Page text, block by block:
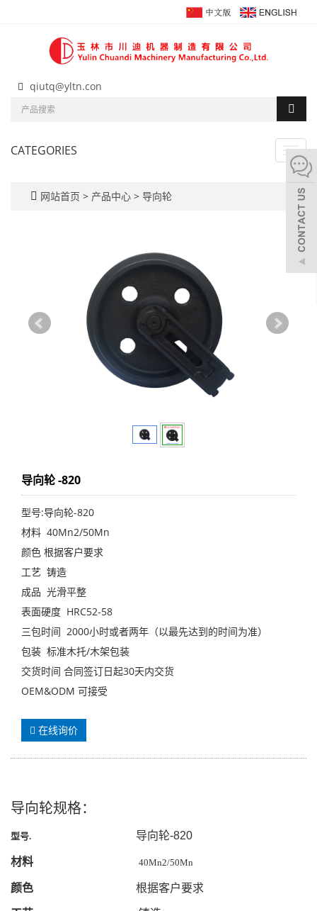
qiutq@yltn.con
CATEGORIES
网站首页 > 产品中心 > 导向轮
导向轮 -820
型号:导向轮-820
材料 40Mn2/50Mn
颜色 根据客户要求
工艺 铸造
成品 光滑平整
表面硬度 HRC52-58
三包时间 2000小时或者两年（以最先达到的时间为准）
包装 标准木托/木架包装
交货时间 合同签订日起30天内交货
OEM&ODM 可接受
在线询价
导向轮规格：
型号. 导向轮-820
材料 40Mn2/50Mn
颜色 根据客户要求